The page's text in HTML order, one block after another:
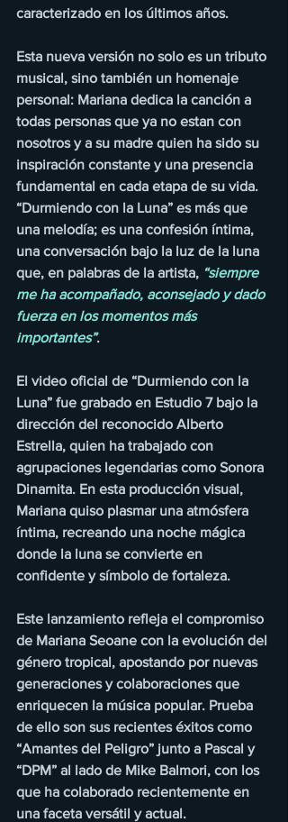
caracterizado en los últimos años.
Esta nueva versión no solo es un tributo
musical, sino también un homenaje
personal: Mariana dedica la canción a
todas personas que ya no estan con
nosotros y a su madre quien ha sido su
inspiración constante y una presencia
fundamental en cada etapa de su vida.
“Durmiendo con la Luna” es más que
una melodía; es una confesión íntima,
una conversación bajo la luz de la luna
que, en palabras de la artista, “siempre
me ha acompañado, aconsejado y dado
fuerza en los momentos más
importantes”.
El video oficial de “Durmiendo con la
Luna” fue grabado en Estudio 7 bajo la
dirección del reconocido Alberto
Estrella, quien ha trabajado con
agrupaciones legendarias como Sonora
Dinamita. En esta producción visual,
Mariana quiso plasmar una atmósfera
íntima, recreando una noche mágica
donde la luna se convierte en
confidente y símbolo de fortaleza.
Este lanzamiento refleja el compromiso
de Mariana Seoane con la evolución del
género tropical, apostando por nuevas
generaciones y colaboraciones que
enriquecen la música popular. Prueba
de ello son sus recientes éxitos como
“Amantes del Peligro” junto a Pascal y
“DPM” al lado de Mike Balmori, con los
que ha colaborado recientemente en
una faceta versátil y actual.